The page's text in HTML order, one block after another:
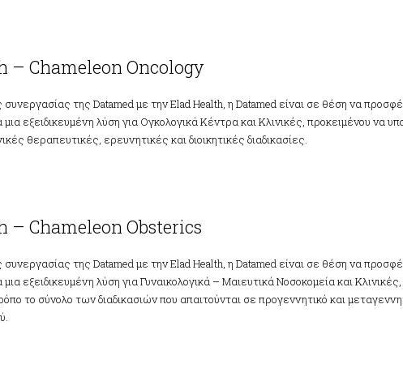
– Chameleon Oncology
της Datamed με την Elad Health, η Datamed είναι σε θέση να
εξειδικευμένη λύση για Ογκολογικά Κέντρα και Κλινικές, προκειμένου να
θεραπευτικές, ερευνητικές και διοικητικές διαδικασίες.
– Chameleon Obsterics
της Datamed με την Elad Health, η Datamed είναι σε θέση να
εξειδικευμένη λύση για Γυναικολογικά – Μαιευτικά Νοσοκομεία και
το σύνολο των διαδικασιών που απαιτούνται σε προγεννητικό και